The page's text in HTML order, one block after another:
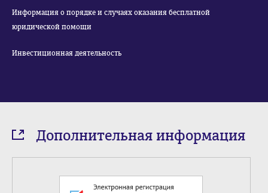
Информация о порядке и случаях оказания бесплатной
юридической помощи
Инвестиционная деятельность
Дополнительная информация